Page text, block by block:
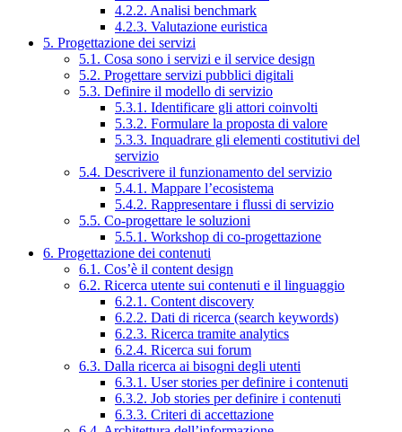
4.2.2. Analisi benchmark
4.2.3. Valutazione euristica
5. Progettazione dei servizi
5.1. Cosa sono i servizi e il service design
5.2. Progettare servizi pubblici digitali
5.3. Definire il modello di servizio
5.3.1. Identificare gli attori coinvolti
5.3.2. Formulare la proposta di valore
5.3.3. Inquadrare gli elementi costitutivi del
servizio
5.4. Descrivere il funzionamento del servizio
5.4.1. Mappare l’ecosistema
5.4.2. Rappresentare i flussi di servizio
5.5. Co-progettare le soluzioni
5.5.1. Workshop di co-progettazione
6. Progettazione dei contenuti
6.1. Cos’è il content design
6.2. Ricerca utente sui contenuti e il linguaggio
6.2.1. Content discovery
6.2.2. Dati di ricerca (search keywords)
6.2.3. Ricerca tramite analytics
6.2.4. Ricerca sui forum
6.3. Dalla ricerca ai bisogni degli utenti
6.3.1. User stories per definire i contenuti
6.3.2. Job stories per definire i contenuti
6.3.3. Criteri di accettazione